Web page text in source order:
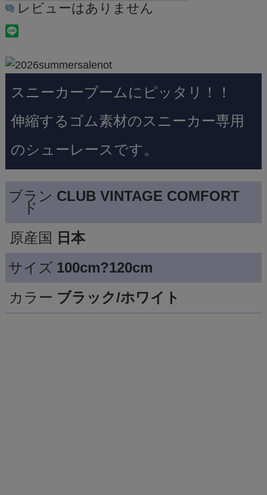
レビューはありません
スニーカーブームにピッタリ！！
伸縮するゴム素材のスニーカー専用
のシューレースです。
ブラン
ド
CLUB VINTAGE COMFORT
原産国 日本
サイズ 100cm?120cm
カラー ブラック/ホワイト